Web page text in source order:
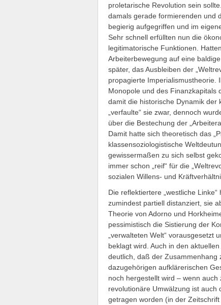
proletarische Revolution sein
damals gerade formierenden und
begierig aufgegriffen und im
Sehr schnell erfüllten nun die
legitimatorische Funktionen.
Arbeiterbewegung auf eine
später, das Ausbleiben der
propagierte Imperialismustheorie.
Monopole und des Finanzkapitals
damit die historische Dynamik der
„verfaulte“ sie zwar, dennoch
über die Bestechung der
Damit hatte sich theoretisch das
klassensoziologistische
gewissermaßen zu sich selbst
immer schon „reif“ für die
sozialen Willens- und
Die reflektiertere „westliche
zumindest partiell distanziert, sie
Theorie von Adorno und
pessimistisch die Sistierung der
„verwalteten Welt“
beklagt wird. Auch in den
deutlich, daß der Zusammenhang
dazugehörigen aufklärerischen
noch hergestellt wird – wenn
revolutionäre Umwälzung ist auch
getragen worden (in der Zeitschrift